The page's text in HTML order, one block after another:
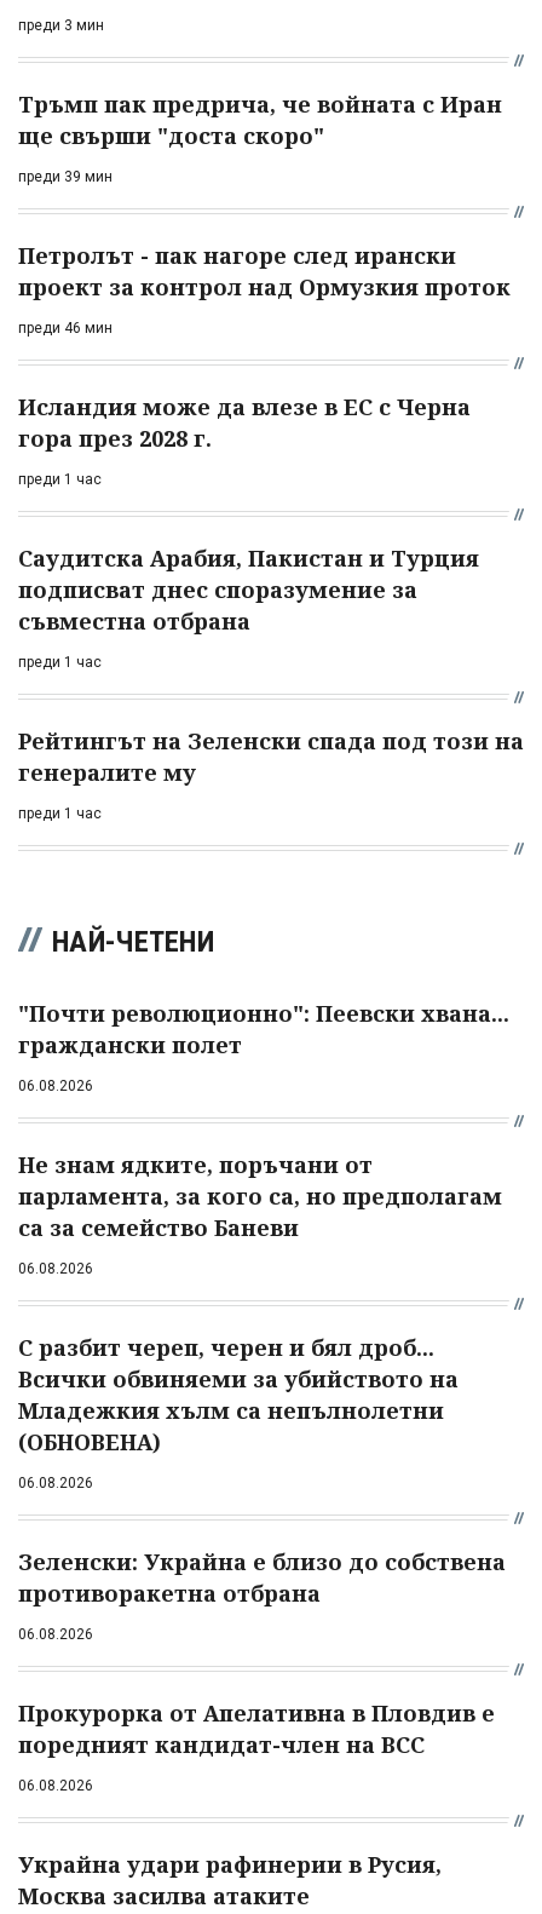
преди 3 мин
Тръмп пак предрича, че войната с Иран
ще свърши "доста скоро"
преди 39 мин
Петролът - пак нагоре след ирански
проект за контрол над Ормузкия проток
преди 46 мин
Исландия може да влезе в ЕС с Черна
гора през 2028 г.
преди 1 час
Саудитска Арабия, Пакистан и Турция
подписват днес споразумение за
съвместна отбрана
преди 1 час
Рейтингът на Зеленски спада под този на
генералите му
преди 1 час
НАЙ-ЧЕТЕНИ
"Почти революционно": Пеевски хвана...
граждански полет
06.08.2026
Не знам ядките, поръчани от
парламента, за кого са, но предполагам
са за семейство Баневи
06.08.2026
С разбит череп, черен и бял дроб...
Всички обвиняеми за убийството на
Младежкия хълм са непълнолетни
(ОБНОВЕНА)
06.08.2026
Зеленски: Украйна е близо до собствена
противоракетна отбрана
06.08.2026
Прокурорка от Апелативна в Пловдив е
поредният кандидат-член на ВСС
06.08.2026
Украйна удари рафинерии в Русия,
Москва засилва атаките